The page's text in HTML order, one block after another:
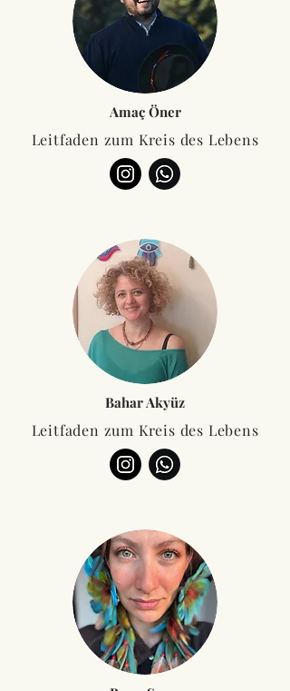
Amaç Öner
Leitfaden zum Kreis des Lebens
Bahar Akyüz
Leitfaden zum Kreis des Lebens